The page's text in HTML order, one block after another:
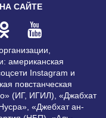
САЙТЕ
американская
Instagram и
повстанческая
(ИГ, ИГИЛ), «Джабхат
«Джебхат ан-